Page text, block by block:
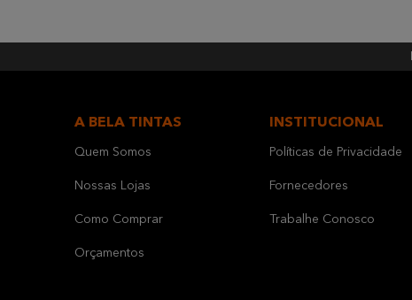
A BELA TINTAS
Quem Somos
Nossas Lojas
Como Comprar
Orçamentos
INSTITUCIONAL
Políticas de Privacidade
Fornecedores
Trabalhe Conosco